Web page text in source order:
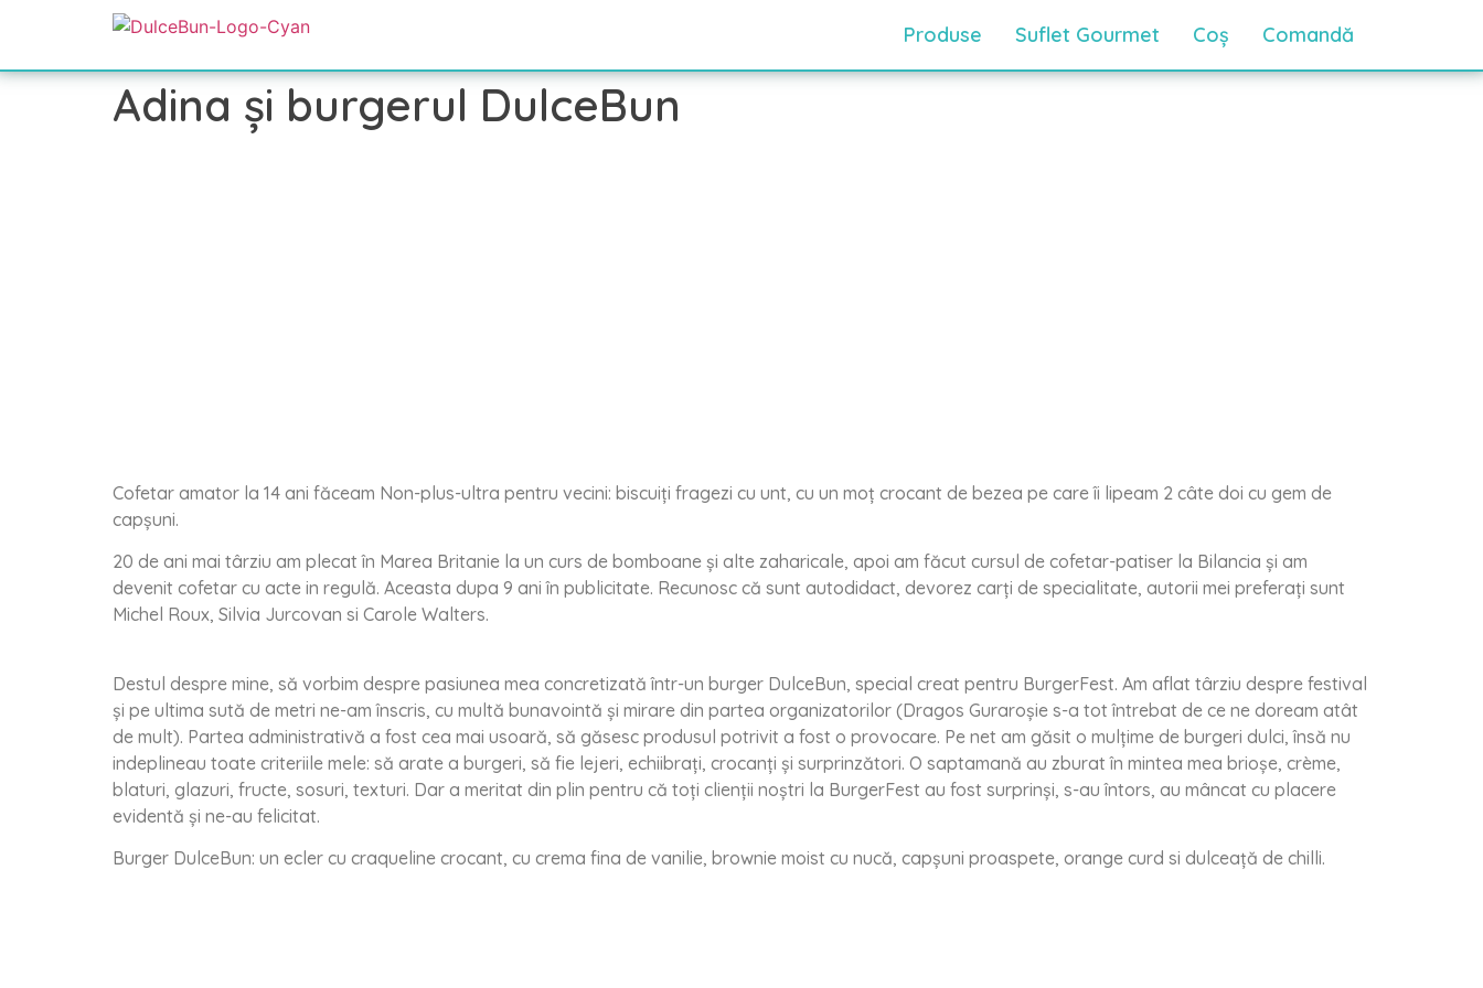
Produse Suflet Gourmet Coș Comandă
Adina și burgerul DulceBun
Cofetar amator la 14 ani făceam Non-plus-ultra pentru vecini: biscuiți fragezi cu unt, cu un moț crocant de bezea pe care îi lipeam 2 câte doi cu gem de
capșuni.
20 de ani mai târziu am plecat în Marea Britanie la un curs de bomboane și alte zaharicale, apoi am făcut cursul de cofetar-patiser la Bilancia și am
devenit cofetar cu acte in regulă. Aceasta dupa 9 ani în publicitate. Recunosc că sunt autodidact, devorez carți de specialitate, autorii mei preferați sunt
Michel Roux, Silvia Jurcovan si Carole Walters.
Destul despre mine, să vorbim despre pasiunea mea concretizată într-un burger DulceBun, special creat pentru BurgerFest. Am aflat târziu despre festival
și pe ultima sută de metri ne-am înscris, cu multă bunavointă și mirare din partea organizatorilor (Dragos Guraroșie s-a tot întrebat de ce ne doream atât
de mult). Partea administrativă a fost cea mai usoară, să găsesc produsul potrivit a fost o provocare. Pe net am găsit o mulțime de burgeri dulci, însă nu
indeplineau toate criteriile mele: să arate a burgeri, să fie lejeri, echiibrați, crocanți și surprinzători. O saptamană au zburat în mintea mea brioșe, crème,
blaturi, glazuri, fructe, sosuri, texturi. Dar a meritat din plin pentru că toți clienții noștri la BurgerFest au fost surprinși, s-au întors, au mâncat cu placere
evidentă și ne-au felicitat.
Burger DulceBun: un ecler cu craqueline crocant, cu crema fina de vanilie, brownie moist cu nucă, capșuni proaspete, orange curd si dulceață de chilli.